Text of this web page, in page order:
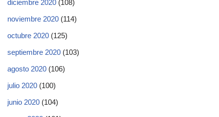
diciembre 2020 (108)
noviembre 2020 (114)
octubre 2020 (125)
septiembre 2020 (103)
agosto 2020 (106)
julio 2020 (100)
junio 2020 (104)